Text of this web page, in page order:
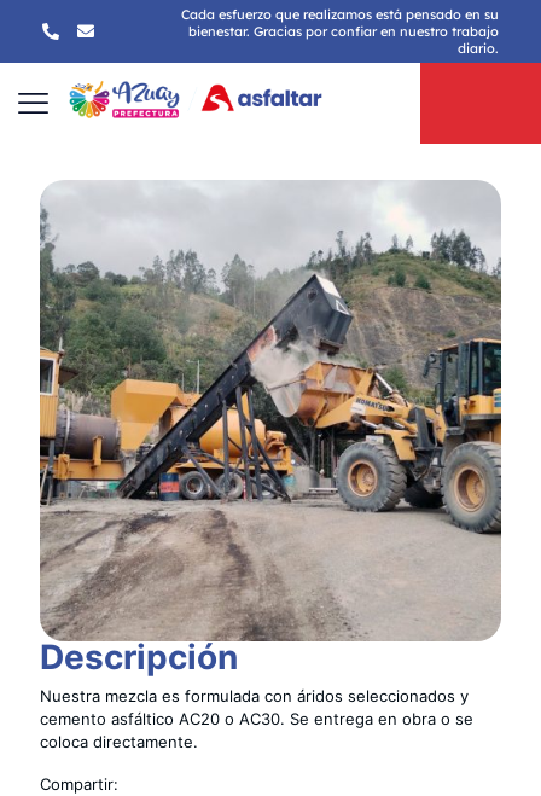
Cada esfuerzo que realizamos está pensado en su
bienestar. Gracias por confiar en nuestro trabajo
diario.
Descripción
Nuestra mezcla es formulada con áridos seleccionados y
cemento asfáltico AC20 o AC30. Se entrega en obra o se
coloca directamente.
Compartir: